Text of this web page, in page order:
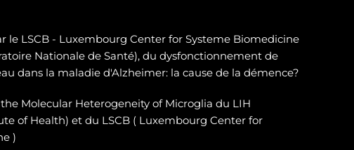
le LSCB - Luxembourg Center for Systeme Biomedicine
Nationale de Santé), du dysfonctionnement de
dans la maladie d'Alzheimer: la cause de la démence?
Molecular Heterogeneity of Microglia du LIH
of Health) et du LSCB ( Luxembourg Center for
)